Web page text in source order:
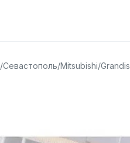
/Севастополь/Mitsubishi/Grandis